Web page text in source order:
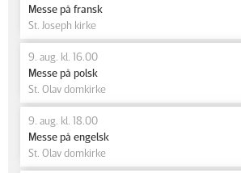
Messe på fransk
St. Joseph kirke
9. aug. kl. 16.00
Messe på polsk
St. Olav domkirke
9. aug. kl. 18.00
Messe på engelsk
St. Olav domkirke